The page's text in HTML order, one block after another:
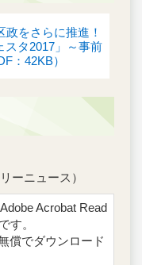
をさらに推進！
スタ2017」～事前
：42KB）
ーニュース）
Acrobat Read
す。
償でダウンロード